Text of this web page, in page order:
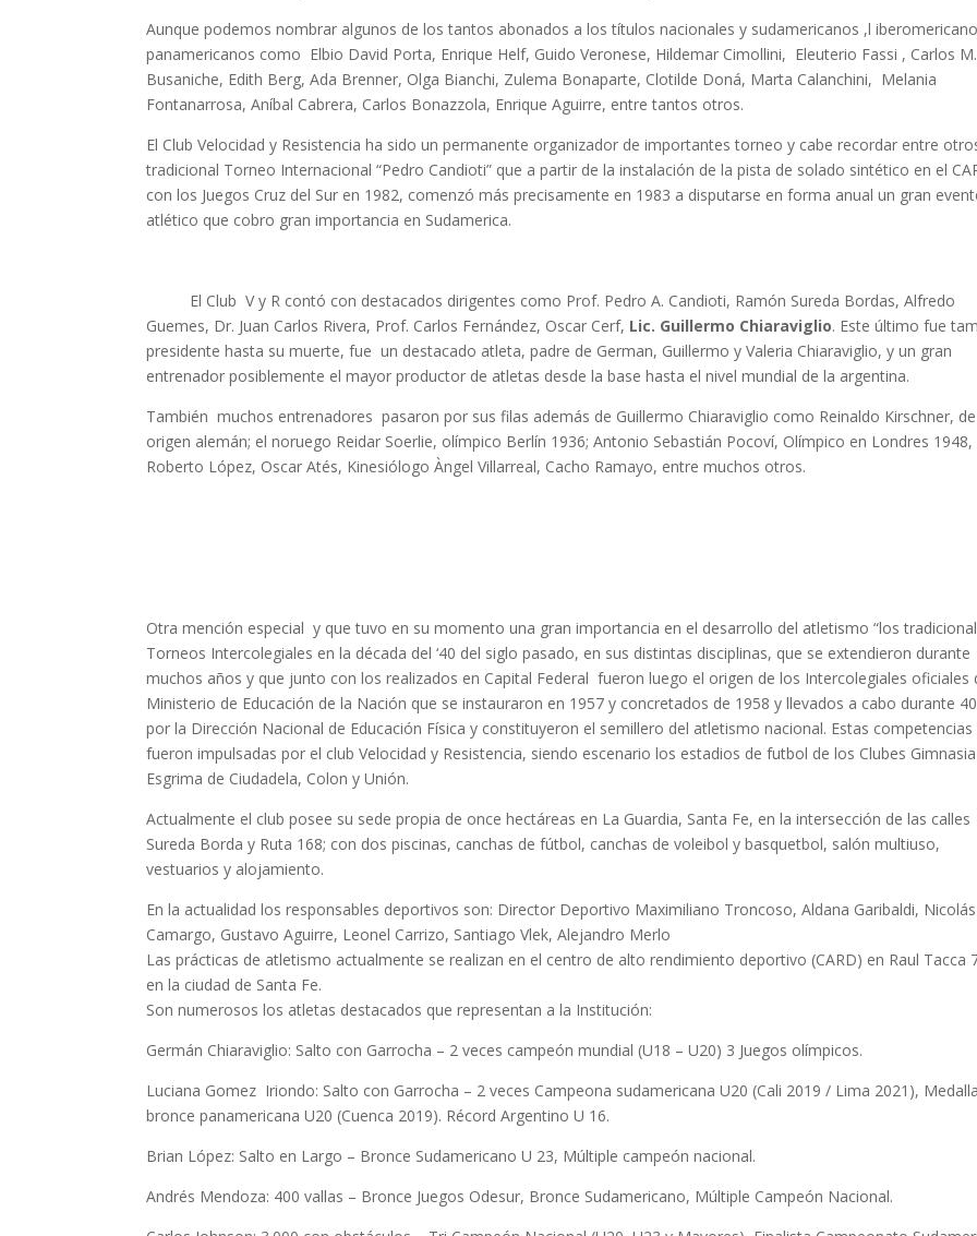
Aunque podemos nombrar algunos de los tantos abonados a los títulos nacionales y sudamericanos ,l
panamericanos como Elbio David Porta, Enrique Helf, Guido Veronese, Hildemar Cimollini, Eleuterio Fassi , Carlos M.
Busaniche, Edith Berg, Ada Brenner, Olga Bianchi, Zulema Bonaparte, Clotilde Doná, Marta Calanchini, Melania
Fontanarrosa, Aníbal Cabrera, Carlos Bonazzola, Enrique Aguirre, entre tantos otros.
El Club Velocidad y Resistencia ha sido un permanente organizador de importantes torneo y cabe recordar entre
tradicional Torneo Internacional “Pedro Candioti” que a partir de la instalación de la pista de solado sintético en el
con los Juegos Cruz del Sur en 1982, comenzó más precisamente en 1983 a disputarse en forma anual un gran
atlético que cobro gran importancia en Sudamerica.
El Club V y R contó con destacados dirigentes como Prof. Pedro A. Candioti, Ramón Sureda Bordas, Alfredo
Guemes, Dr. Juan Carlos Rivera, Prof. Carlos Fernández, Oscar Cerf, Lic. Guillermo Chiaraviglio. Este último fue
presidente hasta su muerte, fue un destacado atleta, padre de German, Guillermo y Valeria Chiaraviglio, y un gran
entrenador posiblemente el mayor productor de atletas desde la base hasta el nivel mundial de la argentina.
También muchos entrenadores pasaron por sus filas además de Guillermo Chiaraviglio como Reinaldo Kirschner, de
origen alemán; el noruego Reidar Soerlie, olímpico Berlín 1936; Antonio Sebastián Pocoví, Olímpico en Londres 1948,
Roberto López, Oscar Atés, Kinesiólogo Àngel Villarreal, Cacho Ramayo, entre muchos otros.
Otra mención especial y que tuvo en su momento una gran importancia en el desarrollo del atletismo “los
Torneos Intercolegiales en la década del ‘40 del siglo pasado, en sus distintas disciplinas, que se extendieron durante
muchos años y que junto con los realizados en Capital Federal fueron luego el origen de los Intercolegiales oficiales
Ministerio de Educación de la Nación que se instauraron en 1957 y concretados de 1958 y llevados a cabo durante
por la Dirección Nacional de Educación Física y constituyeron el semillero del atletismo nacional. Estas competencias
fueron impulsadas por el club Velocidad y Resistencia, siendo escenario los estadios de futbol de los Clubes
Esgrima de Ciudadela, Colon y Unión.
Actualmente el club posee su sede propia de once hectáreas en La Guardia, Santa Fe, en la intersección de las calles
Sureda Borda y Ruta 168; con dos piscinas, canchas de fútbol, canchas de voleibol y basquetbol, salón multiuso,
vestuarios y alojamiento.
En la actualidad los responsables deportivos son: Director Deportivo Maximiliano Troncoso, Aldana Garibaldi, Nicolás
Camargo, Gustavo Aguirre, Leonel Carrizo, Santiago Vlek, Alejandro Merlo
Las prácticas de atletismo actualmente se realizan en el centro de alto rendimiento deportivo (CARD) en Raul Tacca
en la ciudad de Santa Fe.
Son numerosos los atletas destacados que representan a la Institución:
Germán Chiaraviglio: Salto con Garrocha – 2 veces campeón mundial (U18 – U20) 3 Juegos olímpicos.
Luciana Gomez Iriondo: Salto con Garrocha – 2 veces Campeona sudamericana U20 (Cali 2019 / Lima 2021),
bronce panamericana U20 (Cuenca 2019). Récord Argentino U 16.
Brian López: Salto en Largo – Bronce Sudamericano U 23, Múltiple campeón nacional.
Andrés Mendoza: 400 vallas – Bronce Juegos Odesur, Bronce Sudamericano, Múltiple Campeón Nacional.